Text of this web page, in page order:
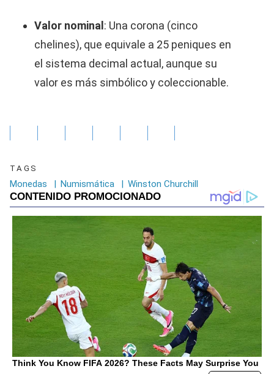
Valor nominal : Una corona (cinco
chelines), que equivale a 25 peniques en
el sistema decimal actual, aunque su
valor es más simbólico y coleccionable.
TAGS
Monedas | Numismática | Winston Churchill